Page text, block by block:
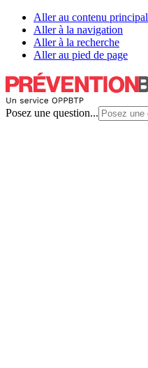
Aller au contenu principal
Aller à la navigation
Aller à la recherche
Aller au pied de page
Posez une question...